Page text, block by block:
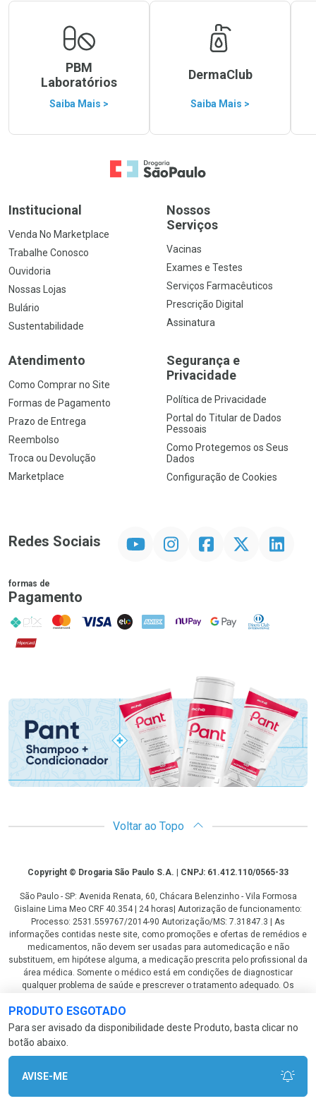
PRODUTO ESGOTADO
Para ser avisado da disponibilidade deste Produto, basta clicar no
botão abaixo.
AVISE-ME
PBM
Laboratórios
Saiba Mais >
DermaClub
Saiba Mais >
Ir para a Home
Institucional
Venda No Marketplace
Trabalhe Conosco
Ouvidoria
Nossas Lojas
Bulário
Sustentabilidade
Nossos
Serviços
Vacinas
Exames e Testes
Serviços Farmacêuticos
Prescrição Digital
Assinatura
Atendimento
Como Comprar no Site
Formas de Pagamento
Prazo de Entrega
Reembolso
Troca ou Devolução
Marketplace
Segurança e
Privacidade
Política de Privacidade
Portal do Titular de Dados
Pessoais
Como Protegemos os Seus
Dados
Configuração de Cookies
Redes Sociais InstagramFacebookTwitter Linkedin
formas de
Pagamento
PIX MasterCard
VISA ELO AMEX NuPay Google PayDiners Club
Hipercard
Promoção em Destaque
Voltar ao Topo
CopyrightCopyright © Drogaria São Paulo S.A. | CNPJ: 61.412.110/0565-33
São Paulo - SP: Avenida Renata, 60, Chácara Belenzinho - Vila Formosa
Gislaine Lima Meo CRF 40.354 | 24 horas| Autorização de funcionamento:
Processo: 2531.559767/2014-90 Autorização/MS: 7.31847.3 | As
informações contidas neste site, como promoções e ofertas de remédios e
medicamentos, não devem ser usadas para automedicação e não
substituem, em hipótese alguma, a medicação prescrita pelo profissional da
área médica. Somente o médico está em condições de diagnosticar
qualquer problema de saúde e prescrever o tratamento adequado. Os
fotos contidas em nosso site são meramente ilustrativas. *Preços e
disponibilidade sujeitos a alterações no decorrer do dia. Antibióticos e
antimicrobianos vendas apenas em lojas físicas ou televendas. Portaria nº
344 - 01/02/1999 - Ministério da Saúde. Horário de funcionamento Central